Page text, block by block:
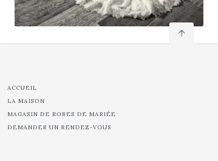
ACCUEIL
LA MAISON
MAGASIN DE ROBES DE MARIÉE
DEMANDER UN RENDEZ-VOUS